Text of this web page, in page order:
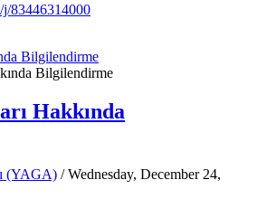
j/83446314000
Bilgilendirme
Hakkında
(YAGA) / Wednesday, December 24,